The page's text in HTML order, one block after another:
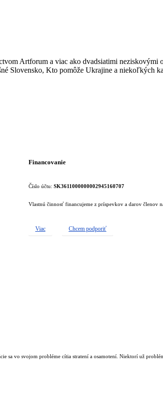
Artforum a viac ako dvadsiatimi
Slovensko, Kto pomôže Ukrajine a niekoľkých
Financovanie
Číslo účtu: SK3611000000002945160707
Vlastnú činnosť financujeme z príspevkov a darov členov
Viac Chcem podporiť
vo svojom probléme cítia stratení a osamotení. Niektorí už